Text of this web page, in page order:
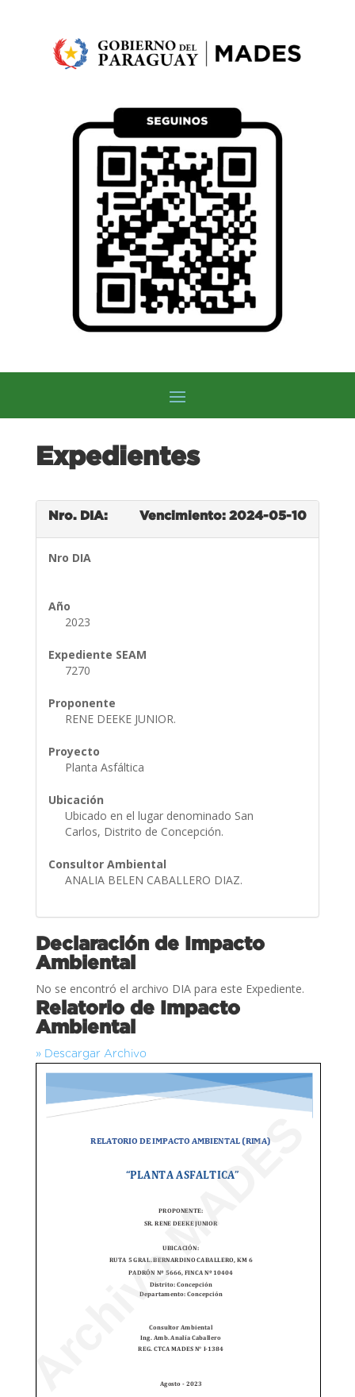
Expedientes
Nro. DIA: Vencimiento: 2024-05-10
Nro DIA
Año
2023
Expediente SEAM
7270
Proponente
RENE DEEKE JUNIOR.
Proyecto
Planta Asfáltica
Ubicación
Ubicado en el lugar denominado San
Carlos, Distrito de Concepción.
Consultor Ambiental
ANALIA BELEN CABALLERO DIAZ.
Declaración de Impacto
Ambiental
No se encontró el archivo DIA para este Expediente.
Relatorio de Impacto
Ambiental
» Descargar Archivo